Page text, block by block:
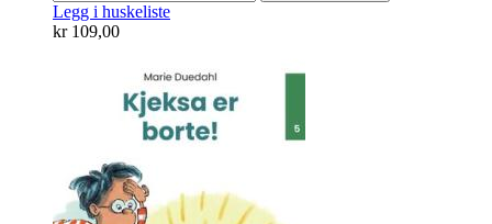
Legg i huskeliste
kr 109,00